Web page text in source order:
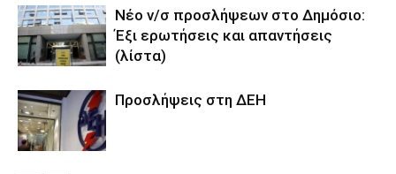
Νέο ν/σ προσλήψεων στο Δημόσιο:
Έξι ερωτήσεις και απαντήσεις
(λίστα)
Προσλήψεις στη ΔΕΗ